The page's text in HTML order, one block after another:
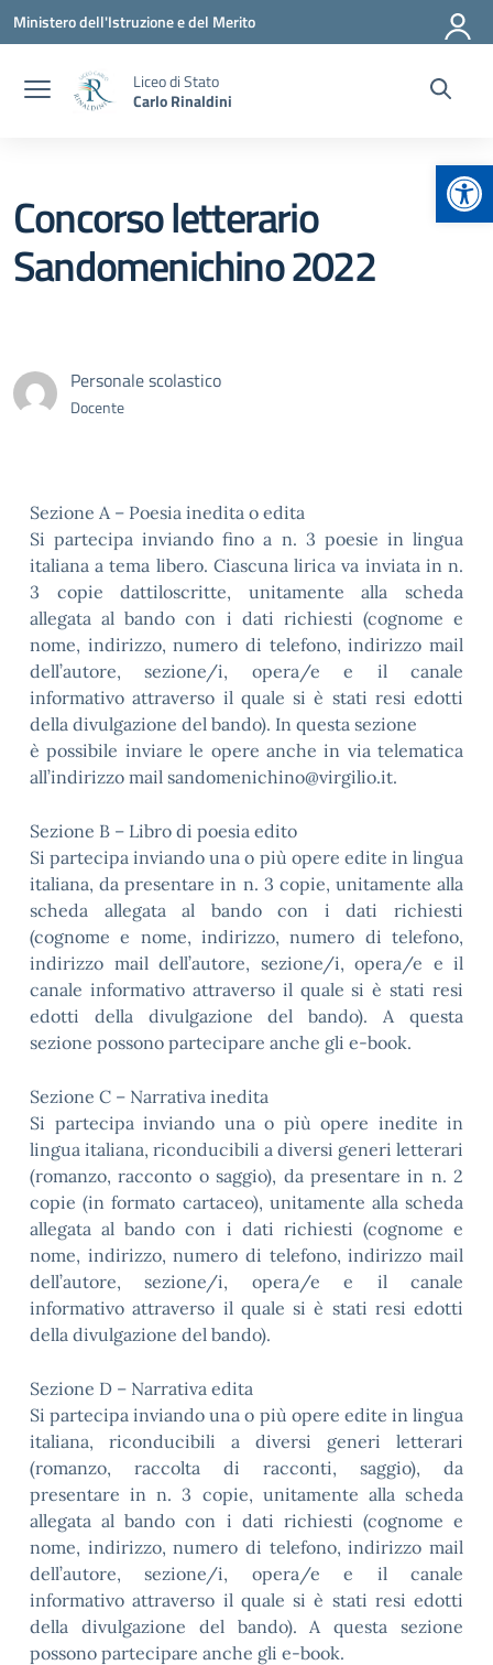
Vai ai contenuti
Vai al menu di navigazione
Vai al footer
Ministero dell'Istruzione e del Merito
Liceo di Stato
Carlo Rinaldini
Concorso letterario
Sandomenichino 2022
Personale scolastico
Docente
Sezione A – Poesia inedita o edita
Si partecipa inviando fino a n. 3 poesie in lingua
italiana a tema libero. Ciascuna lirica va inviata in n.
3 copie dattiloscritte, unitamente alla scheda
allegata al bando con i dati richiesti (cognome e
nome, indirizzo, numero di telefono, indirizzo mail
dell’autore, sezione/i, opera/e e il canale
informativo attraverso il quale si è stati resi edotti
della divulgazione del bando). In questa sezione
è possibile inviare le opere anche in via telematica
all’indirizzo mail sandomenichino@virgilio.it.
Sezione B – Libro di poesia edito
Si partecipa inviando una o più opere edite in lingua
italiana, da presentare in n. 3 copie, unitamente alla
scheda allegata al bando con i dati richiesti
(cognome e nome, indirizzo, numero di telefono,
indirizzo mail dell’autore, sezione/i, opera/e e il
canale informativo attraverso il quale si è stati resi
edotti della divulgazione del bando). A questa
sezione possono partecipare anche gli e-book.
Sezione C – Narrativa inedita
Si partecipa inviando una o più opere inedite in
lingua italiana, riconducibili a diversi generi letterari
(romanzo, racconto o saggio), da presentare in n. 2
copie (in formato cartaceo), unitamente alla scheda
allegata al bando con i dati richiesti (cognome e
nome, indirizzo, numero di telefono, indirizzo mail
dell’autore, sezione/i, opera/e e il canale
informativo attraverso il quale si è stati resi edotti
della divulgazione del bando).
Sezione D – Narrativa edita
Si partecipa inviando una o più opere edite in lingua
italiana, riconducibili a diversi generi letterari
(romanzo, raccolta di racconti, saggio), da
presentare in n. 3 copie, unitamente alla scheda
allegata al bando con i dati richiesti (cognome e
nome, indirizzo, numero di telefono, indirizzo mail
dell’autore, sezione/i, opera/e e il canale
informativo attraverso il quale si è stati resi edotti
della divulgazione del bando). A questa sezione
possono partecipare anche gli e-book.